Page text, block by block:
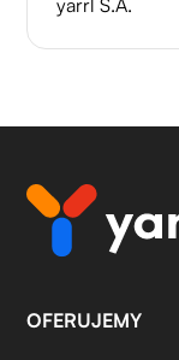
yarrl S.A.
OFERUJEMY